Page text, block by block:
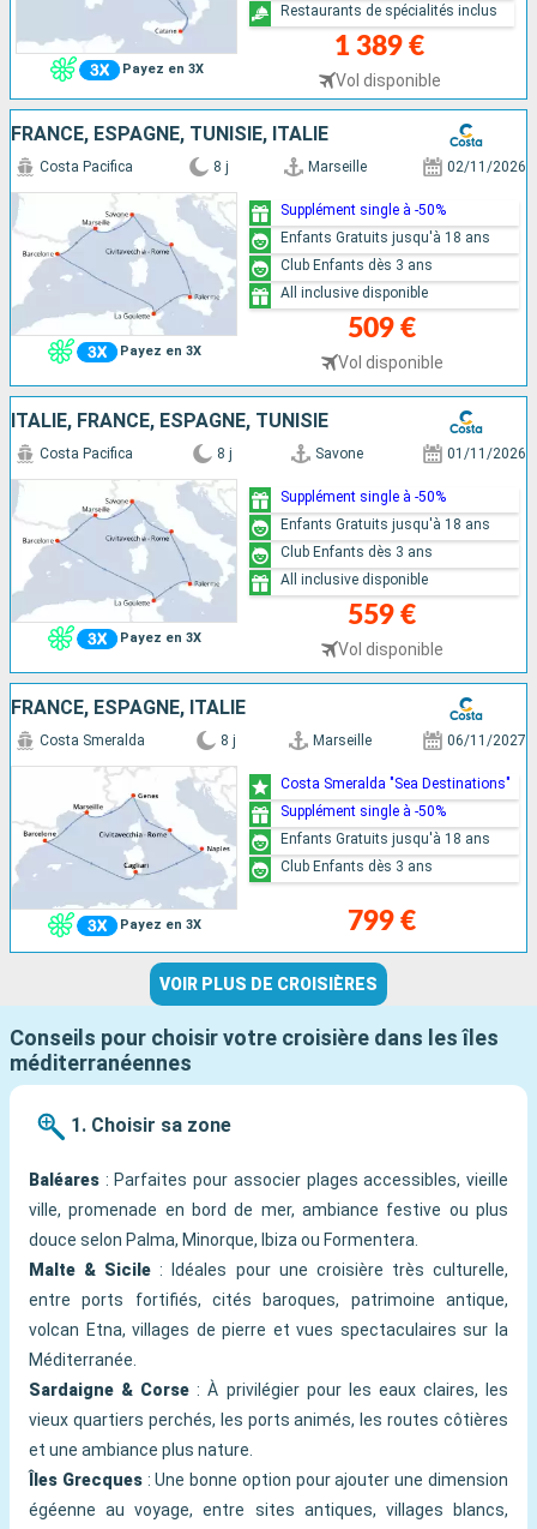
Payez en 3X
1 389 €
Vol disponible
Restaurants de spécialités inclus
FRANCE, ESPAGNE, TUNISIE, ITALIE
Payez en 3X
Costa Pacifica 8 j Marseille 02/11/2026
509 €
Vol disponible
Supplément single à -50%
Enfants Gratuits jusqu'à 18 ans
Club Enfants dès 3 ans
All inclusive disponible
ITALIE, FRANCE, ESPAGNE, TUNISIE
Payez en 3X
Costa Pacifica 8 j Savone 01/11/2026
559 €
Vol disponible
Supplément single à -50%
Enfants Gratuits jusqu'à 18 ans
Club Enfants dès 3 ans
All inclusive disponible
FRANCE, ESPAGNE, ITALIE
Payez en 3X
Costa Smeralda 8 j Marseille 06/11/2027
799 €
Costa Smeralda "Sea Destinations"
Supplément single à -50%
Enfants Gratuits jusqu'à 18 ans
Club Enfants dès 3 ans
VOIR PLUS DE CROISIÈRES
Conseils pour choisir votre croisière dans les îles
méditerranéennes
1. Choisir sa zone
Baléares : Parfaites pour associer plages accessibles, vieille
ville, promenade en bord de mer, ambiance festive ou plus
douce selon Palma, Minorque, Ibiza ou Formentera.
Malte & Sicile : Idéales pour une croisière très culturelle,
entre ports fortifiés, cités baroques, patrimoine antique,
volcan Etna, villages de pierre et vues spectaculaires sur la
Méditerranée.
Sardaigne & Corse : À privilégier pour les eaux claires, les
vieux quartiers perchés, les ports animés, les routes côtières
et une ambiance plus nature.
Îles Grecques: Une bonne option pour ajouter une dimension
égéenne au voyage, entre sites antiques, villages blancs,